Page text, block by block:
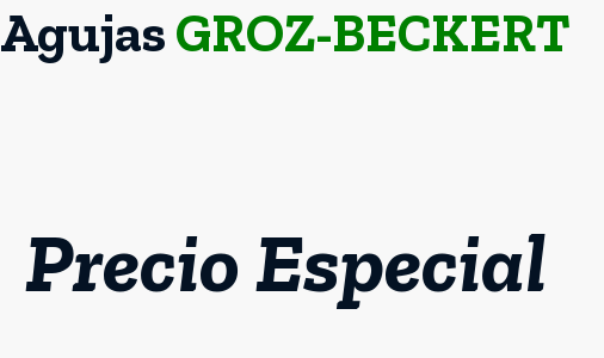
AgujasGROZ-BECKERT
Precio Especial